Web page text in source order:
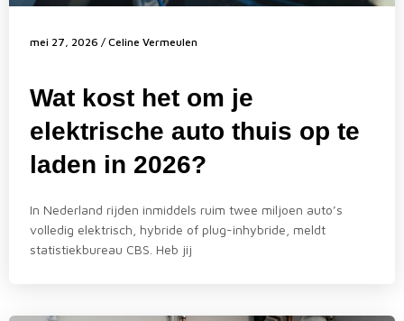
mei 27, 2026 / Celine Vermeulen
Wat kost het om je
elektrische auto thuis op te
laden in 2026?
In Nederland rijden inmiddels ruim twee miljoen auto’s
volledig elektrisch, hybride of plug-inhybride, meldt
statistiekbureau CBS. Heb jij